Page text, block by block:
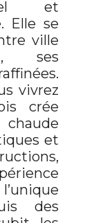
et
Elle se
ville
ses
vivrez
crée
et
des